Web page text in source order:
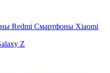
Redmi Смартфоны Xiaomi
Z